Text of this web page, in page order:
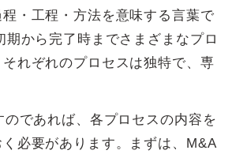
・工程・方法を意味する言葉で
期から完了時までさまざまなプロ
れぞれのプロセスは独特で、専
のであれば、各プロセスの内容を
必要があります。まずは、M&A